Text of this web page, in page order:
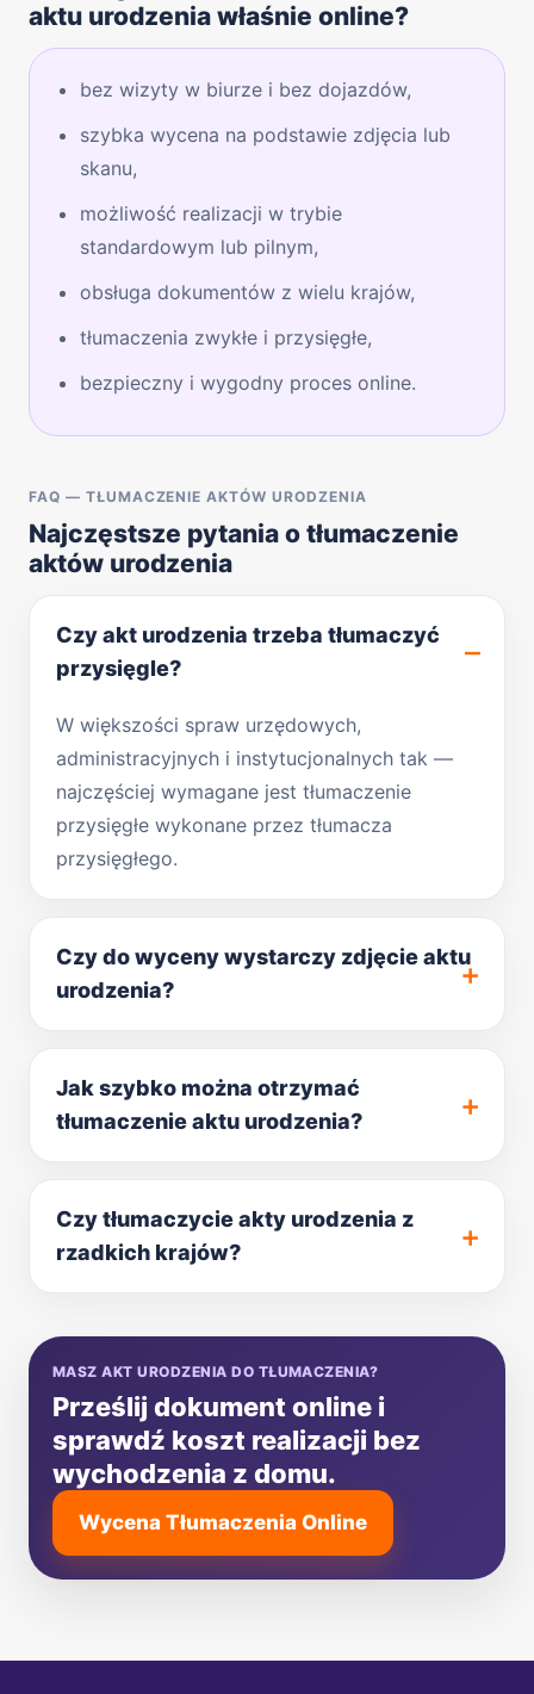
aktu urodzenia właśnie online?
bez wizyty w biurze i bez dojazdów,
szybka wycena na podstawie zdjęcia lub
skanu,
możliwość realizacji w trybie
standardowym lub pilnym,
obsługa dokumentów z wielu krajów,
tłumaczenia zwykłe i przysięgłe,
bezpieczny i wygodny proces online.
FAQ — TŁUMACZENIE AKTÓW URODZENIA
Najczęstsze pytania o tłumaczenie
aktów urodzenia
Czy akt urodzenia trzeba tłumaczyć
przysięgle?
W większości spraw urzędowych,
administracyjnych i instytucjonalnych tak —
najczęściej wymagane jest tłumaczenie
przysięgłe wykonane przez tłumacza
przysięgłego.
Czy do wyceny wystarczy zdjęcie aktu
urodzenia?
Jak szybko można otrzymać
tłumaczenie aktu urodzenia?
Czy tłumaczycie akty urodzenia z
rzadkich krajów?
MASZ AKT URODZENIA DO TŁUMACZENIA?
Prześlij dokument online i
sprawdź koszt realizacji bez
wychodzenia z domu.
Wycena Tłumaczenia Online